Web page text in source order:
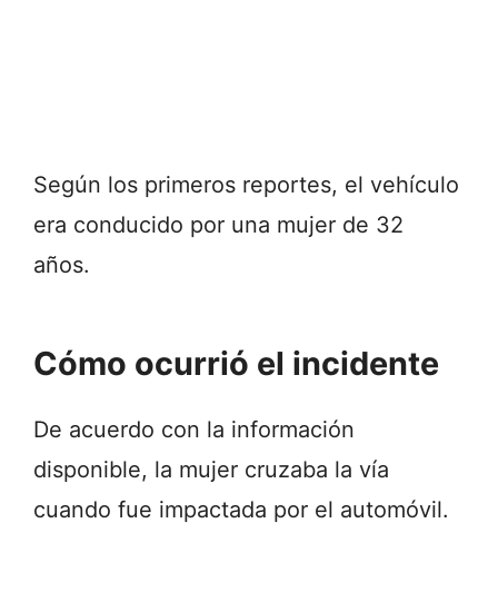
Según los primeros reportes, el vehículo
era conducido por una mujer de 32
años.
Cómo ocurrió el incidente
De acuerdo con la información
disponible, la mujer cruzaba la vía
cuando fue impactada por el automóvil.